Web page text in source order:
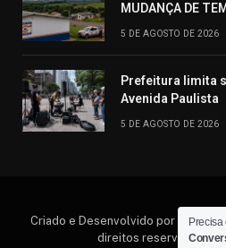
MUDANÇA DE
5 DE AGOSTO DE 2026
Prefeitura limita
Avenida Paulista
5 DE AGOSTO DE 2026
Criado e Desenvolvido por
direitos reservados.